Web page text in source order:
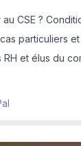
CSE ?
particuliers
et élus du